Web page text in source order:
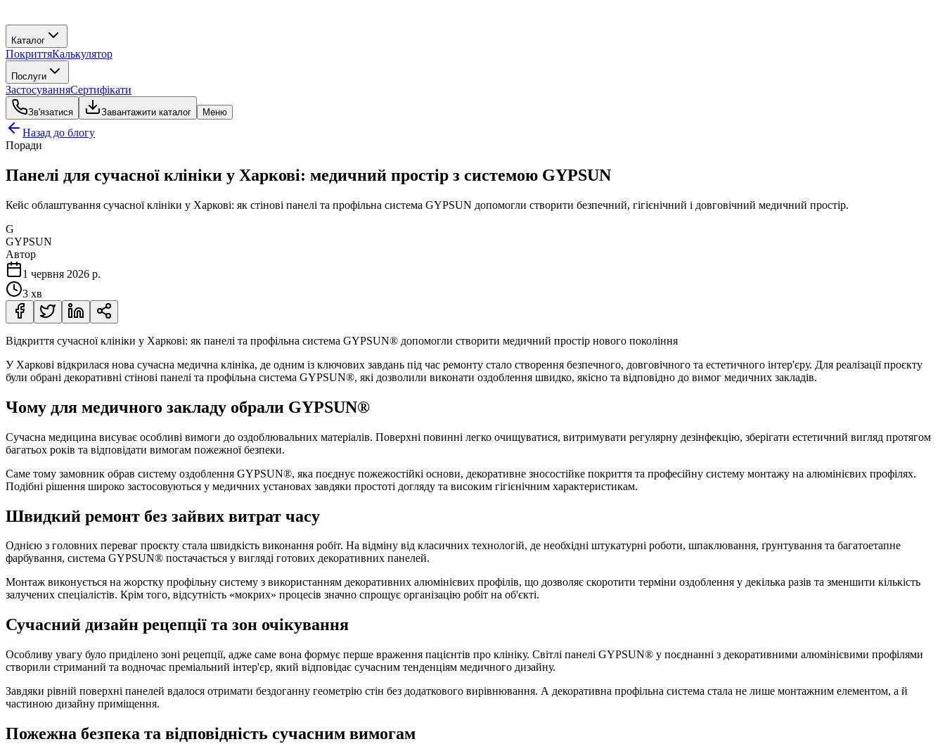
Каталог
ПокриттяКалькулятор
Послуги
ЗастосуванняСертифікати
Зв'язатися Завантажити каталог Меню
Назад до блогу
Поради
Панелі для сучасної клініки у Харкові: медичний простір з системою GYPSUN
Кейс облаштування сучасної клініки у Харкові: як стінові панелі та профільна система GYPSUN допомогли створити безпечний, гігієнічний і довговічний медичний простір.
G
GYPSUN
Автор
1 червня 2026 р.
3 хв
Відкриття сучасної клініки у Харкові: як панелі та профільна система GYPSUN® допомогли створити медичний простір нового покоління
У Харкові відкрилася нова сучасна медична клініка, де одним із ключових завдань під час ремонту стало створення безпечного, довговічного та естетичного інтер'єру. Для реалізації проєкту
були обрані декоративні стінові панелі та профільна система GYPSUN®, які дозволили виконати оздоблення швидко, якісно та відповідно до вимог медичних закладів.
Чому для медичного закладу обрали GYPSUN®
Сучасна медицина висуває особливі вимоги до оздоблювальних матеріалів. Поверхні повинні легко очищуватися, витримувати регулярну дезінфекцію, зберігати естетичний вигляд протягом
багатьох років та відповідати вимогам пожежної безпеки.
Саме тому замовник обрав систему оздоблення GYPSUN®, яка поєднує пожежостійкі основи, декоративне зносостійке покриття та професійну систему монтажу на алюмінієвих профілях.
Подібні рішення широко застосовуються у медичних установах завдяки простоті догляду та високим гігієнічним характеристикам.
Швидкий ремонт без зайвих витрат часу
Однією з головних переваг проєкту стала швидкість виконання робіт. На відміну від класичних технологій, де необхідні штукатурні роботи, шпаклювання, ґрунтування та багатоетапне
фарбування, система GYPSUN® постачається у вигляді готових декоративних панелей.
Монтаж виконується на жорстку профільну систему з використанням декоративних алюмінієвих профілів, що дозволяє скоротити терміни оздоблення у декілька разів та зменшити кількість
залучених спеціалістів. Крім того, відсутність «мокрих» процесів значно спрощує організацію робіт на об'єкті.
Сучасний дизайн рецепції та зон очікування
Особливу увагу було приділено зоні рецепції, адже саме вона формує перше враження пацієнтів про клініку. Світлі панелі GYPSUN® у поєднанні з декоративними алюмінієвими профілями
створили стриманий та водночас преміальний інтер'єр, який відповідає сучасним тенденціям медичного дизайну.
Завдяки рівній поверхні панелей вдалося отримати бездоганну геометрію стін без додаткового вирівнювання. А декоративна профільна система стала не лише монтажним елементом, а й
частиною дизайну приміщення.
Пожежна безпека та відповідність сучасним вимогам